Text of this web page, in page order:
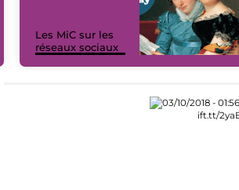
Les MiC sur les
réseaux sociaux